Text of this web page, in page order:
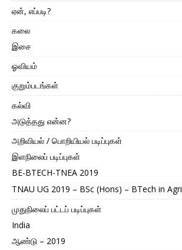
ஏன், எப்படி?
கலை
இசை
ஓவியம்
குறும்படங்கள்
கல்வி
அடுத்தது என்ன?
அறிவியல் / பொறியியல் படிப்புகள்
இளநிலைப் படிப்புகள்
BE-BTECH-TNEA 2019
TNAU UG 2019 – BSc (Hons) – BTech in Agri
முதுநிலைப் பட்டப் படிப்புகள்
India
ஆண்டு – 2019